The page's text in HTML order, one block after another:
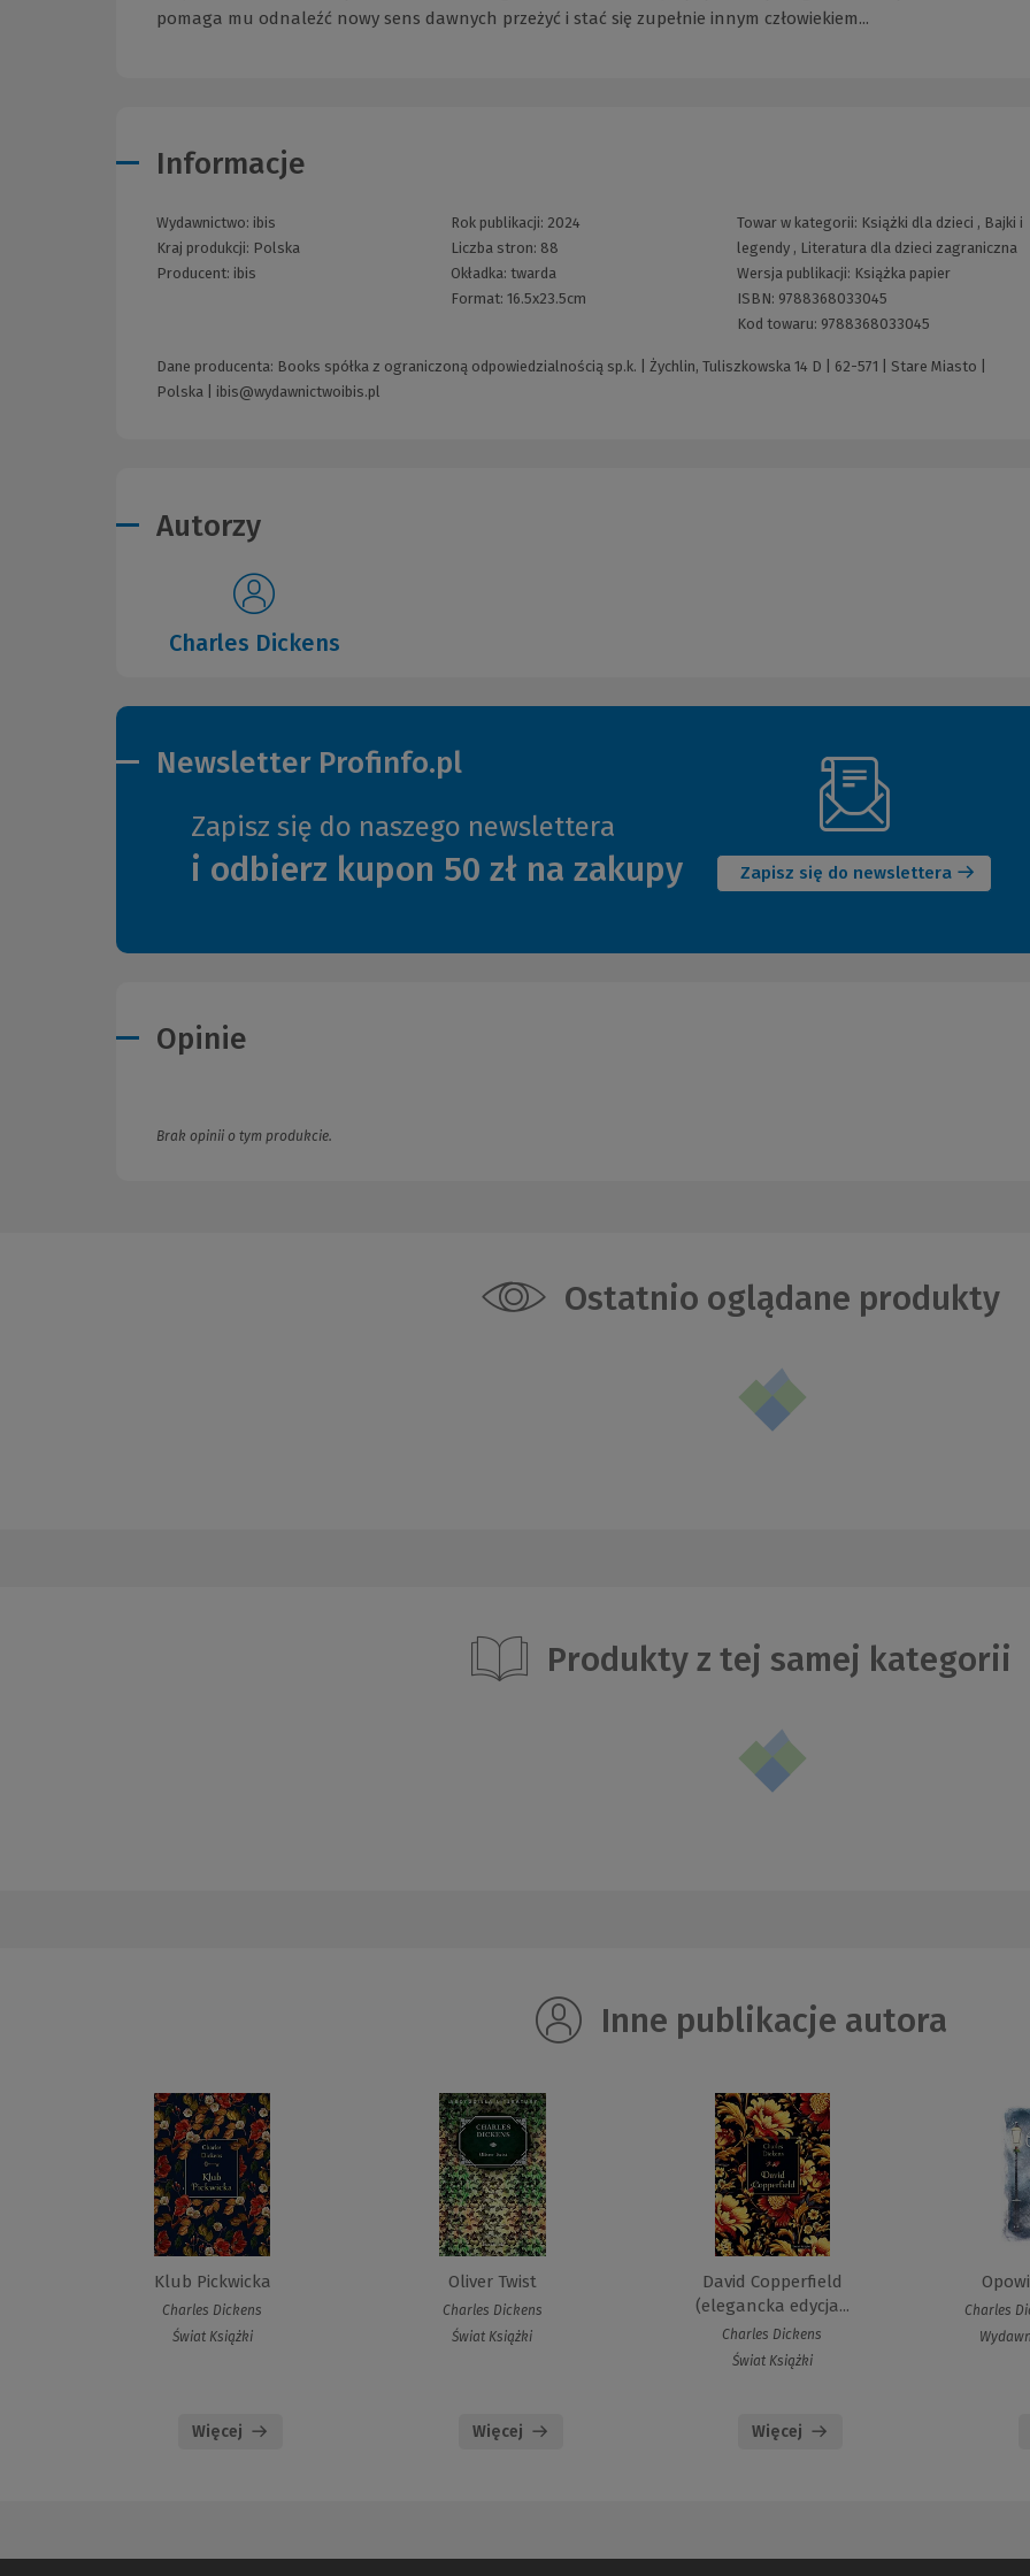
pomaga mu odnaleźć nowy sens dawnych przeżyć i stać się zupełnie innym człowiekiem...
Informacje
Wydawnictwo: ibis
Kraj produkcji: Polska
Producent: ibis
Rok publikacji: 2024
Liczba stron: 88
Okładka: twarda
Format: 16.5x23.5cm
Towar w kategorii: Książki dla dzieci , Bajki i
legendy, Literatura dla dzieci zagraniczna
Wersja publikacji: Książka papier
ISBN: 9788368033045
Kod towaru: 9788368033045
Dane producenta: Books spółka z ograniczoną odpowiedzialnością sp.k. | Żychlin, Tuliszkowska 14 D | 62-571 | Stare Miasto |
Polska | ibis@wydawnictwoibis.pl
Autorzy
Charles Dickens
Newsletter Profinfo.pl
Zapisz się do naszego newslettera
i odbierz kupon 50 zł na zakupy Zapisz się do newslettera
okno)
Opinie
Brak opinii o tym produkcie.
Ostatnio oglądane produkty
Produkty z tej samej kategorii
Inne publikacje autora
Klub Pickwicka
Charles Dickens
Świat Książki
Więcej
Oliver Twist
Charles Dickens
Świat Książki
Więcej
David Copperfield
(elegancka edycja...
Charles Dickens
Świat Książki
Więcej
Charles